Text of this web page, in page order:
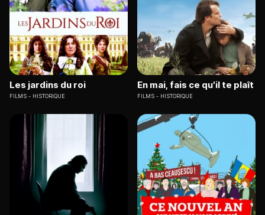
Les jardins du roi
FILMS HISTORIQUE
En mai, fais ce qu'il te plaît
FILMS HISTORIQUE